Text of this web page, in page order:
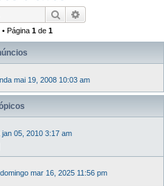
i
r
Pesquisar
Página 1 de 1
mai 19, 2008 10:03 am
jan 05, 2010 3:17 am
domingo mar 16, 2025 11:56 pm